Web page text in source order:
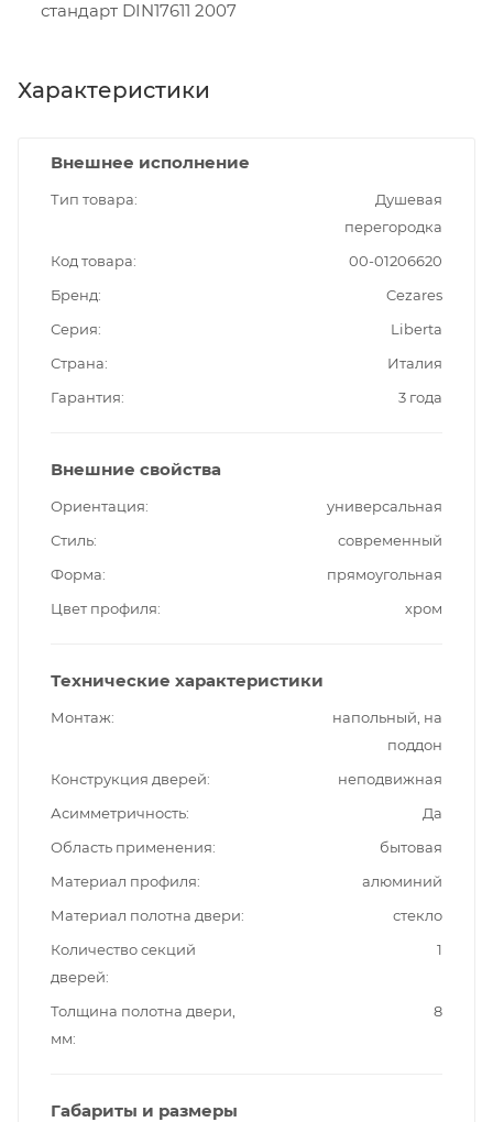
стандарт DIN17611 2007
Характеристики
Внешнее исполнение
Тип товара
Душевая
перегородка
Код товара
00-01206620
Бренд
Cezares
Серия
Liberta
Страна
Италия
Гарантия
3 года
Внешние свойства
Ориентация
универсальная
Стиль
современный
Форма
прямоугольная
Цвет профиля
хром
Технические характеристики
Монтаж
напольный, на
поддон
Конструкция дверей
неподвижная
Асимметричность
Да
Область применения
бытовая
Материал профиля
алюминий
Материал полотна двери
стекло
Количество секций
дверей
1
Толщина полотна двери,
мм
8
Габариты и размеры